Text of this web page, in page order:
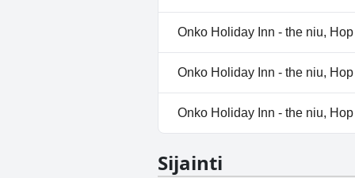
Ei, Holiday Inn - the niu, Hop
Onko Holiday Inn - the niu,
Kyllä, Holiday Inn - the niu,
Onko Holiday Inn - the niu,
Kyllä, Holiday Inn - the niu,
Onko Holiday Inn - the niu,
Sijainti